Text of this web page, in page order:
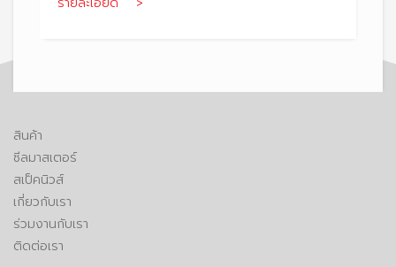
สินค้า
ซีลมาสเตอร์
สเป็คนิวส์
เกี่ยวกับเรา
ร่วมงานกับเรา
ติดต่อเรา